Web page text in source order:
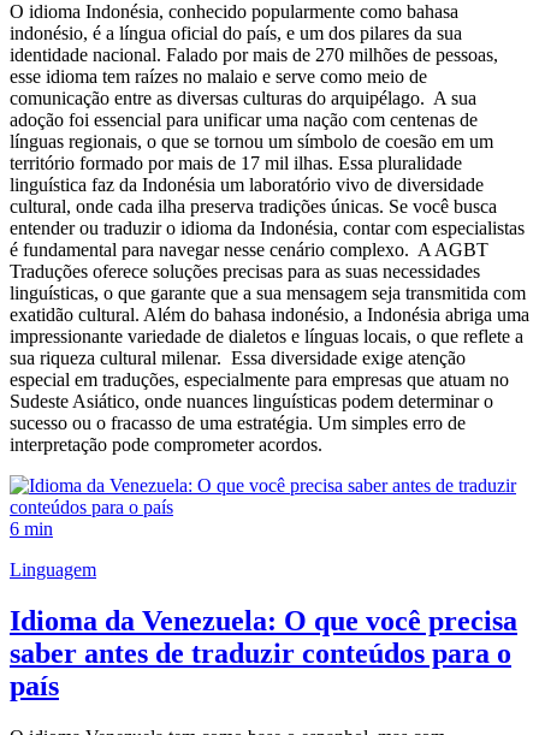
O idioma Indonésia, conhecido popularmente como bahasa
indonésio, é a língua oficial do país, e um dos pilares da sua
identidade nacional. Falado por mais de 270 milhões de pessoas,
esse idioma tem raízes no malaio e serve como meio de
comunicação entre as diversas culturas do arquipélago. A sua
adoção foi essencial para unificar uma nação com centenas de
línguas regionais, o que se tornou um símbolo de coesão em um
território formado por mais de 17 mil ilhas. Essa pluralidade
linguística faz da Indonésia um laboratório vivo de diversidade
cultural, onde cada ilha preserva tradições únicas. Se você busca
entender ou traduzir o idioma da Indonésia, contar com especialistas
é fundamental para navegar nesse cenário complexo. A AGBT
Traduções oferece soluções precisas para as suas necessidades
linguísticas, o que garante que a sua mensagem seja transmitida com
exatidão cultural. Além do bahasa indonésio, a Indonésia abriga uma
impressionante variedade de dialetos e línguas locais, o que reflete a
sua riqueza cultural milenar. Essa diversidade exige atenção
especial em traduções, especialmente para empresas que atuam no
Sudeste Asiático, onde nuances linguísticas podem determinar o
sucesso ou o fracasso de uma estratégia. Um simples erro de
interpretação pode comprometer acordos.
6 min
Linguagem
Idioma da Venezuela: O que você precisa
saber antes de traduzir conteúdos para o
país